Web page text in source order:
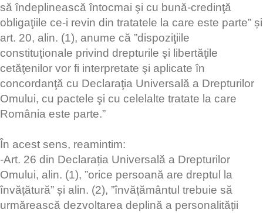
să îndeplinească întocmai şi cu bună-credinţă
obligaţiile ce-i revin din tratatele la care este parte” și
art. 20, alin. (1), anume că ”dispoziţiile
constituţionale privind drepturile şi libertăţile
cetăţenilor vor fi interpretate şi aplicate în
concordanţă cu Declaraţia Universală a Drepturilor
Omului, cu pactele şi cu celelalte tratate la care
România este parte.”
În acest sens, reamintim:
-Art. 26 din Declarația Universală a Drepturilor
Omului, alin. (1), ”orice persoană are dreptul la
învățătură” și alin. (2), ”învățământul trebuie să
urmărească dezvoltarea deplină a personalității